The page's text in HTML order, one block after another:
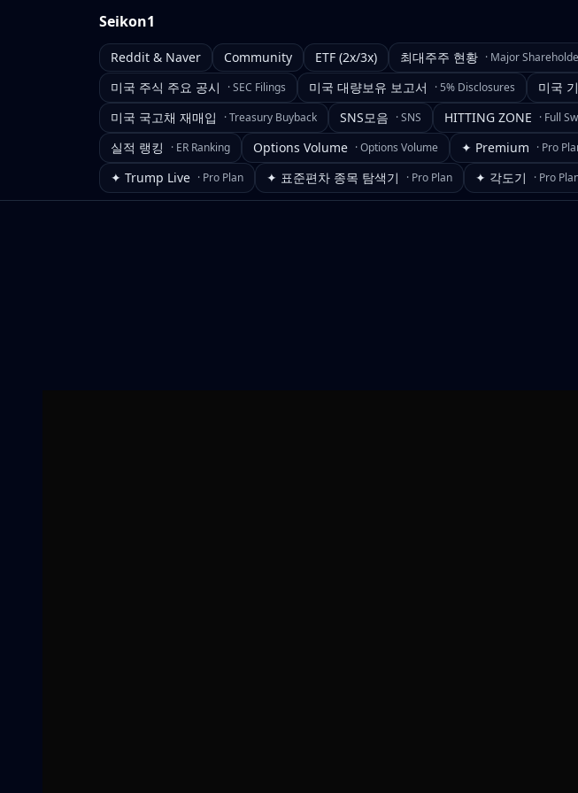
Seikon1
Reddit & Naver Community ETF (2x/3x) 최대주주 현황 · Major
미국 주식 주요 공시 ·SEC Filings 미국 대량보유 보고서 · 5% Disclosures 미국
미국 국고채 재매입 ·Treasury Buyback SNS모음 ·SNS HITTING ZONE · Full
실적 랭킹 · ER Ranking Options Volume ·Options Volume ✦ Premium · Pro
✦ Trump Live · Pro Plan ✦ 표준편차 종목 탐색기 · Pro Plan ✦ 각도기 · Pro